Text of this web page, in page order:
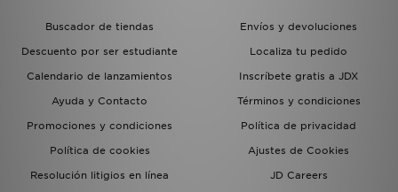
Buscador de tiendas
Envíos y devoluciones
Descuento por ser estudiante
Localiza tu pedido
Calendario de lanzamientos
Inscríbete gratis a JDX
Ayuda y Contacto
Términos y condiciones
Promociones y condiciones
Política de privacidad
Política de cookies
Ajustes de Cookies
Resolución litigios en línea
JD Careers